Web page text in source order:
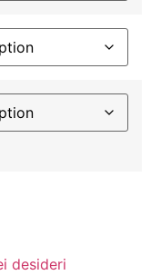
desideri